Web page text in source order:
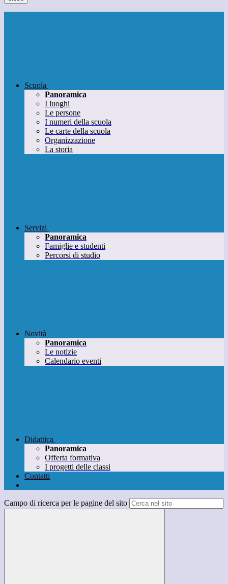
Scuola
Panoramica
I luoghi
Le persone
I numeri della scuola
Le carte della scuola
Organizzazione
La storia
Servizi
Panoramica
Famiglie e studenti
Percorsi di studio
Novità
Panoramica
Le notizie
Calendario eventi
Didattica
Panoramica
Offerta formativa
I progetti delle classi
Contatti
Campo di ricerca per le pagine del sito